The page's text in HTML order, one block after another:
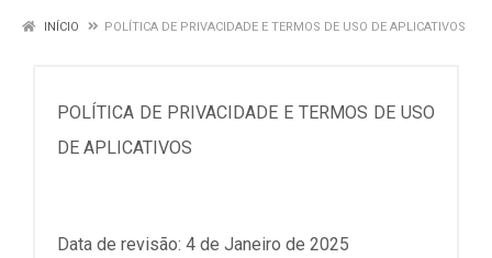
INÍCIO POLÍTICA DE PRIVACIDADE E TERMOS DE USO DE APLICATIVOS
POLÍTICA DE PRIVACIDADE E TERMOS DE USO
DE APLICATIVOS
Data de revisão: 4 de Janeiro de 2025